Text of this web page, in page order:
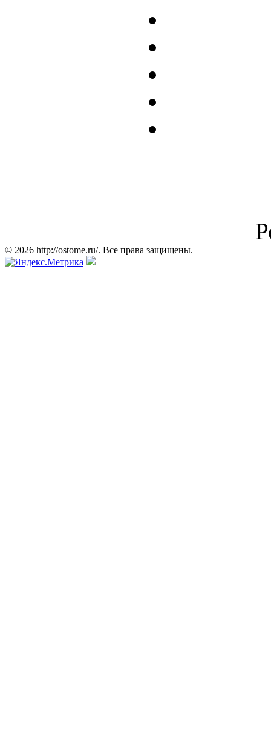
© 2026 http://ostome.ru/. Все права защищены.